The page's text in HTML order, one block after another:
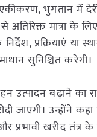
भुगतान में
मात्रा के
प्रक्रियाएं
सुनिश्चित करेगी।
उत्पादन बढ़ाने का
जाएगी। उन्होंने
प्रभावी खरीद तंत्र